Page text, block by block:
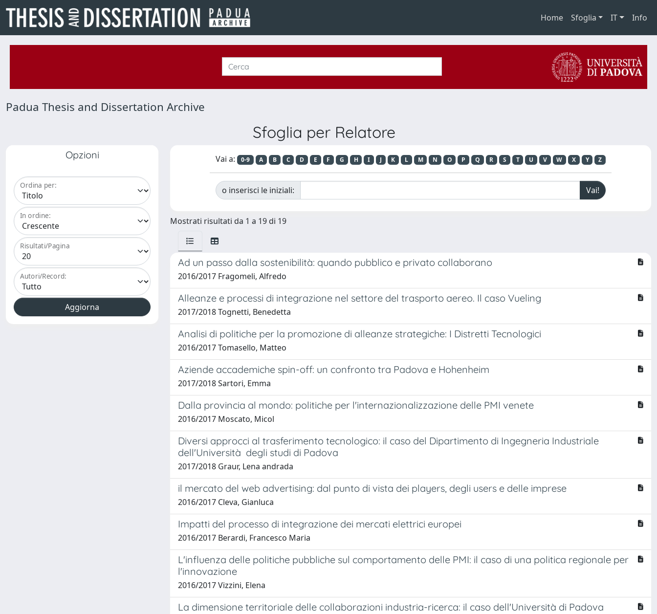
Home Sfoglia IT Info
Padua Thesis and Dissertation Archive
Sfoglia per Relatore
Opzioni
Ordina per:
In ordine:
Risultati/Pagina
Autori/Record:
Vai a: 0-9 A B C D E F G H I J K L M N O P Q R S T U V W X Y Z
o inserisci le iniziali:
Mostrati risultati da 1 a 19 di 19
Ad un passo dalla sostenibilità: quando pubblico e privato collaborano
2016/2017 Fragomeli, Alfredo
Alleanze e processi di integrazione nel settore del trasporto aereo. Il caso Vueling
2017/2018 Tognetti, Benedetta
Analisi di politiche per la promozione di alleanze strategiche: I Distretti Tecnologici
2016/2017 Tomasello, Matteo
Aziende accademiche spin-off: un confronto tra Padova e Hohenheim
2017/2018 Sartori, Emma
Dalla provincia al mondo: politiche per l'internazionalizzazione delle PMI venete
2016/2017 Moscato, Micol
Diversi approcci al trasferimento tecnologico: il caso del Dipartimento di Ingegneria Industriale
dell'Università degli studi di Padova
2017/2018 Graur, Lena andrada
il mercato del web advertising: dal punto di vista dei players, degli users e delle imprese
2016/2017 Cleva, Gianluca
Impatti del processo di integrazione dei mercati elettrici europei
2016/2017 Berardi, Francesco Maria
L'influenza delle politiche pubbliche sul comportamento delle PMI: il caso di una politica regionale per
l'innovazione
2016/2017 Vizzini, Elena
La dimensione territoriale delle collaborazioni industria-ricerca: il caso dell'Università di Padova